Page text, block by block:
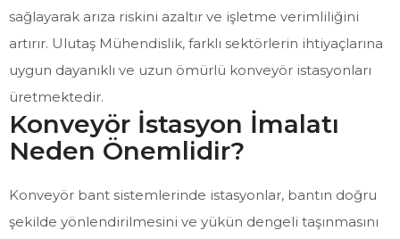
sağlayarak arıza riskini azaltır ve işletme verimliliğini
artırır. Ulutaş Mühendislik, farklı sektörlerin ihtiyaçlarına
uygun dayanıklı ve uzun ömürlü konveyör istasyonları
üretmektedir.
Konveyör İstasyon İmalatı
Neden Önemlidir?
Konveyör bant sistemlerinde istasyonlar, bantın doğru
şekilde yönlendirilmesini ve yükün dengeli taşınmasını